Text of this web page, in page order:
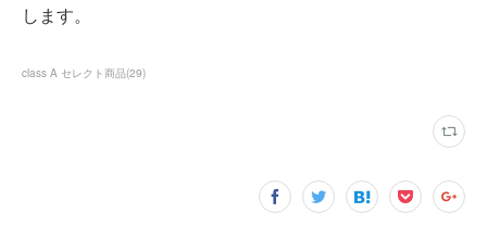
します。
class A セレクト商品(29)